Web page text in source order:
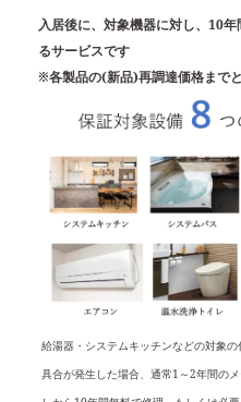
入居後に、対象機器に対し、10
るサービスです
※各製品の(新品)再調達価格までと
給湯器・システムキッチンなどの対象
具合が発生した場合、通常1～2年間の